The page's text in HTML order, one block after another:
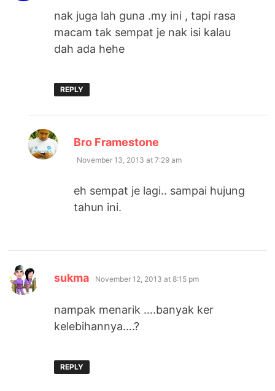
nak juga lah guna .my ini , tapi rasa
macam tak sempat je nak isi kalau
dah ada hehe
REPLY
Bro Framestone
November 13, 2013 at 7:29 am
eh sempat je lagi.. sampai hujung
tahun ini.
sukma says:
November 12, 2013 at 8:15 pm
nampak menarik ….banyak ker
kelebihannya….?
REPLY